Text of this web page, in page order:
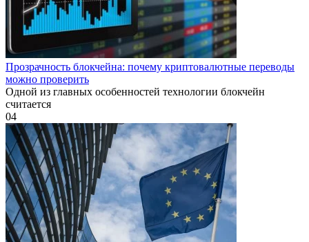
Прозрачность блокчейна: почему криптовалютные переводы
можно проверить
Одной из главных особенностей технологии блокчейн
считается
04